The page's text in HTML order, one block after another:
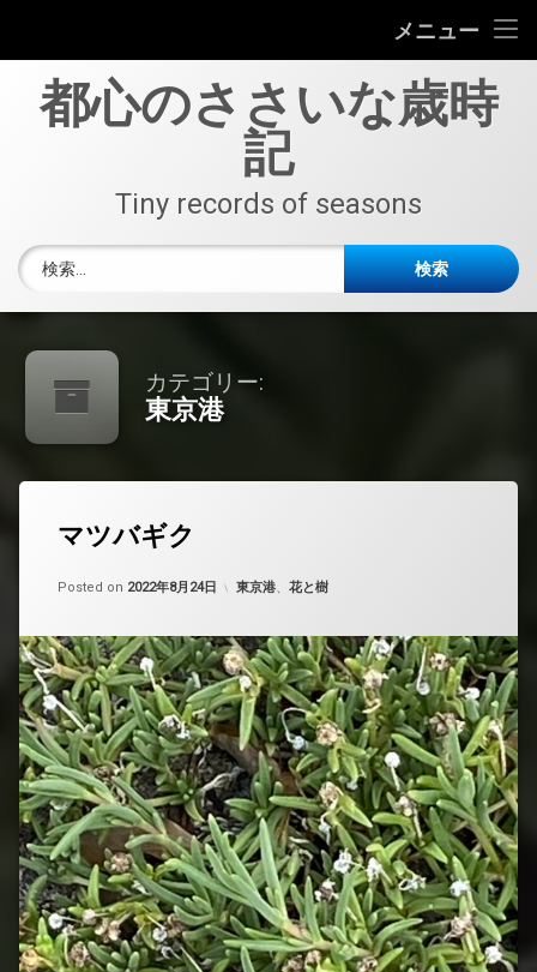
メニュー
野鳥
隅田右岸
隅田左岸
船
土木
都心のささいな歳時
記
Tiny records of seasons
カテゴリー:
東京港
マツバギク
Posted on 2022年8月24日
Updated on 2022年8月27日
by nobue
カテゴリー:
東京港、 花と樹